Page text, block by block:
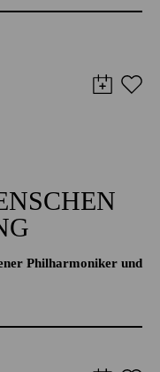
Philharmoniker und